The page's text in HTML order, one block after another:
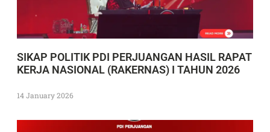
SIKAP POLITIK PDI PERJUANGAN HASIL RAPAT
KERJA NASIONAL (RAKERNAS) I TAHUN 2026
14 January 2026